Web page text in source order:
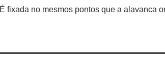
É fixada no mesmos pontos que a alavanca